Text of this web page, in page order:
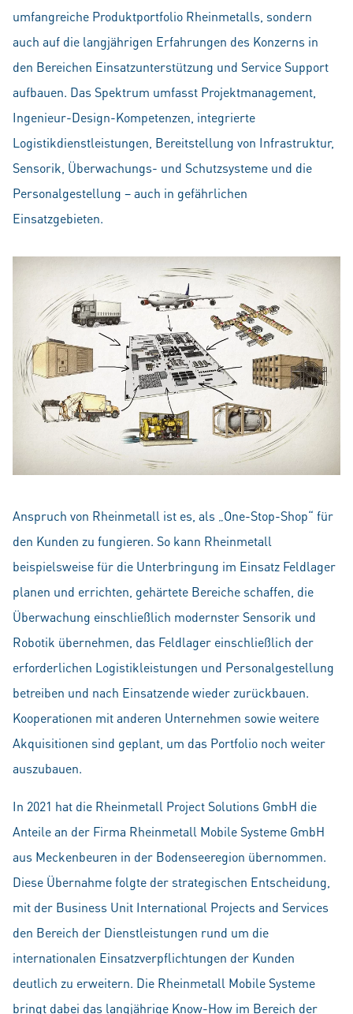
umfangreiche Produktportfolio Rheinmetalls, sondern
auch auf die langjährigen Erfahrungen des Konzerns in
den Bereichen Einsatzunterstützung und Service Support
aufbauen. Das Spektrum umfasst Projektmanagement,
Ingenieur-Design-Kompetenzen, integrierte
Logistikdienstleistungen, Bereitstellung von Infrastruktur,
Sensorik, Überwachungs- und Schutzsysteme und die
Personalgestellung – auch in gefährlichen
Einsatzgebieten.
Anspruch von Rheinmetall ist es, als „One-Stop-Shop“ für
den Kunden zu fungieren. So kann Rheinmetall
beispielsweise für die Unterbringung im Einsatz Feldlager
planen und errichten, gehärtete Bereiche schaffen, die
Überwachung einschließlich modernster Sensorik und
Robotik übernehmen, das Feldlager einschließlich der
erforderlichen Logistikleistungen und Personalgestellung
betreiben und nach Einsatzende wieder zurückbauen.
Kooperationen mit anderen Unternehmen sowie weitere
Akquisitionen sind geplant, um das Portfolio noch weiter
auszubauen.
In 2021 hat die Rheinmetall Project Solutions GmbH die
Anteile an der Firma Rheinmetall Mobile Systeme GmbH
aus Meckenbeuren in der Bodenseeregion übernommen.
Diese Übernahme folgte der strategischen Entscheidung,
mit der Business Unit International Projects and Services
den Bereich der Dienstleistungen rund um die
internationalen Einsatzverpflichtungen der Kunden
deutlich zu erweitern. Die Rheinmetall Mobile Systeme
bringt dabei das langjährige Know-How im Bereich der